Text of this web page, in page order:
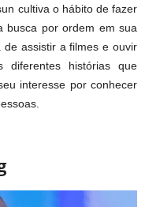
cultiva o hábito de fazer
busca por ordem em sua
assistir a filmes e ouvir
diferentes histórias que
interesse por conhecer